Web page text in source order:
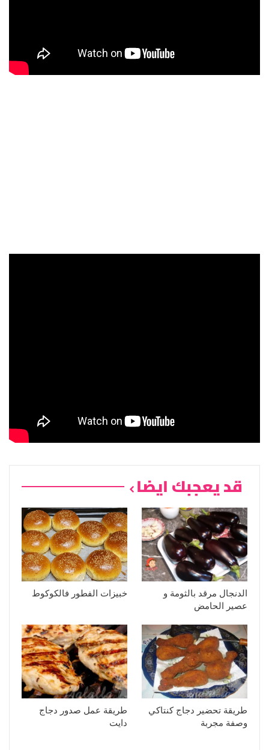
قد يعجبك ايضا
الدنجال مرقد بالثومة و
عصير الحامض
خبيزات الفطور فالكوكوط
طريقة تحضير دجاج كنتاكي
وصفة مجربة
طريقة عمل صدور دجاج
دايت